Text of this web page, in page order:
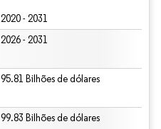
2020 - 2031
2026 - 2031
95.81 Bilhões de dólares
99.83 Bilhões de dólares